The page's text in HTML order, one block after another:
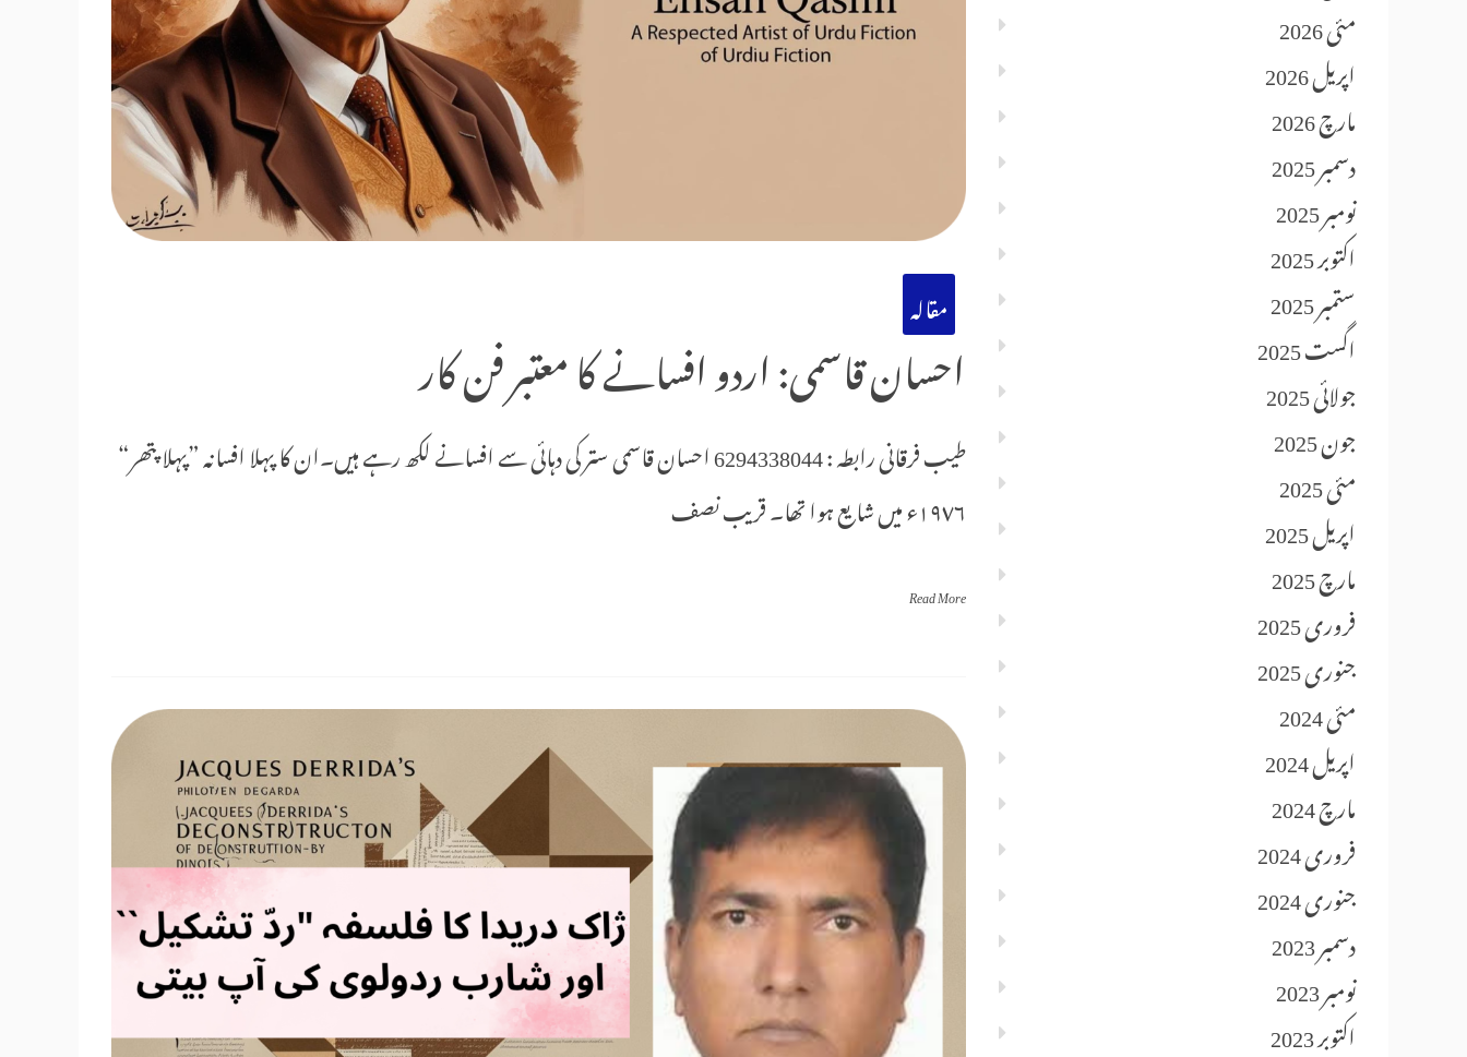
مقالہ
احسان قاسمی: اردو افسانے کا معتبر فن کار
طیب فرقانی رابطہ : 6294338044 احسان قاسمی ستر کی دہائی سے افسانے لکھ رہے ہیں۔ان کا پہلا افسانہ ”پہلا پتھر“
١٩٧٦ء میں شایع ہوا تھا۔ قریب نصف
Read More
مئی 2026
اپریل 2026
مارچ 2026
دسمبر 2025
نومبر 2025
اکتوبر 2025
ستمبر 2025
اگست 2025
جولائی 2025
جون 2025
مئی 2025
اپریل 2025
مارچ 2025
فروری 2025
جنوری 2025
مئی 2024
اپریل 2024
مارچ 2024
فروری 2024
جنوری 2024
دسمبر 2023
نومبر 2023
اکتوبر 2023